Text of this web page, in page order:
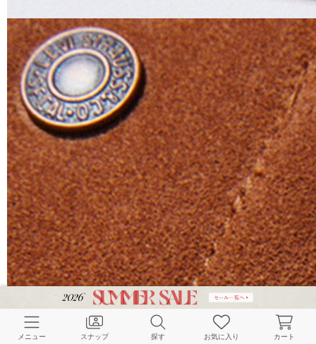
メニュー スナップ 探す お気に入り カート